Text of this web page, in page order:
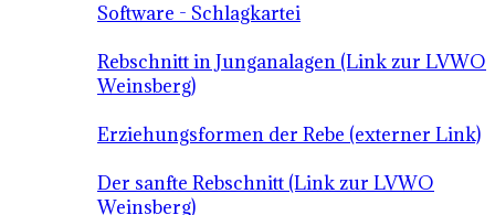
Software - Schlagkartei
Rebschnitt in Junganalagen (Link zur LVWO
Weinsberg)
Erziehungsformen der Rebe (externer Link)
Der sanfte Rebschnitt (Link zur LVWO
Weinsberg)